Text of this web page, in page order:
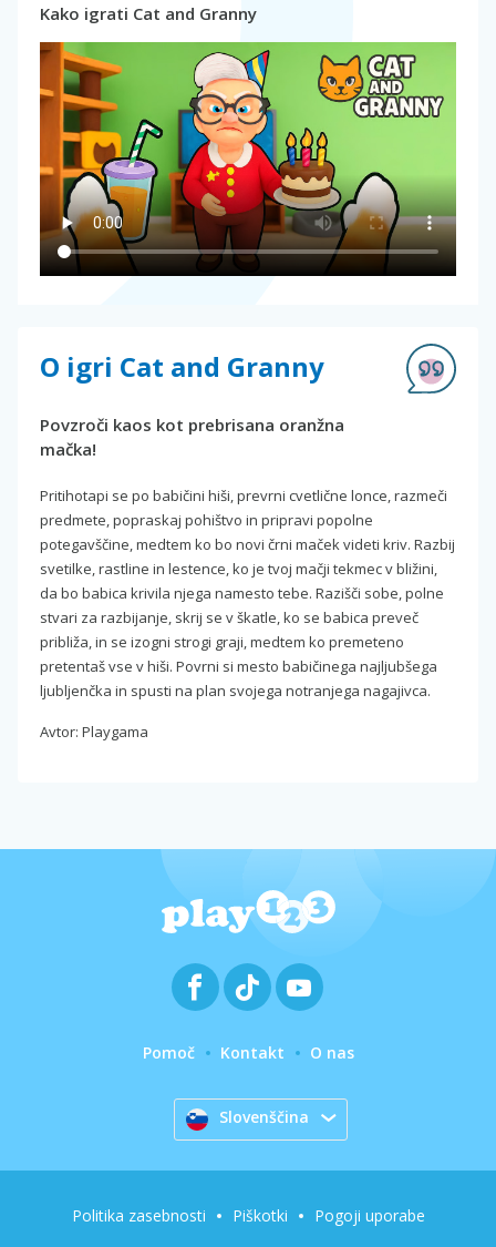
Kako igrati Cat and Granny
O igri Cat and Granny
Povzroči kaos kot prebrisana oranžna
mačka!
Pritihotapi se po babičini hiši, prevrni cvetlične lonce, razmeči
predmete, popraskaj pohištvo in pripravi popolne
potegavščine, medtem ko bo novi črni maček videti kriv. Razbij
svetilke, rastline in lestence, ko je tvoj mačji tekmec v bližini,
da bo babica krivila njega namesto tebe. Razišči sobe, polne
stvari za razbijanje, skrij se v škatle, ko se babica preveč
približa, in se izogni strogi graji, medtem ko premeteno
pretentaš vse v hiši. Povrni si mesto babičinega najljubšega
ljubljenčka in spusti na plan svojega notranjega nagajivca.
Avtor: Playgama
Pomoč Kontakt O nas
Slovenščina
Politika zasebnosti Piškotki Pogoji uporabe